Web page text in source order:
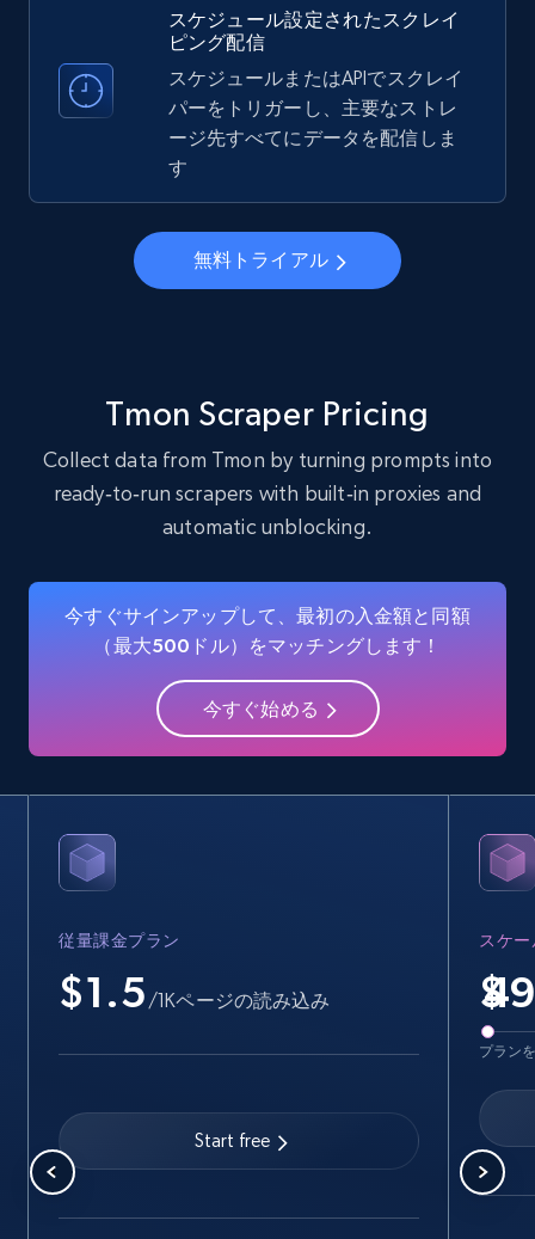
Instagram - Profiles
Account, Fbid, ID, Followers, Posts count, Is
business account, Is professional account, Is
verified, and more.
verified, and more.
22.4K+ 無料トライアル
Name, URL, ID, Cb rank, Region, About,
Industries, Operating status, and more.
無料トライアル
Crunchbase companies information -
Searching data by keyword
Industries, Operating status, and more.
15.6K+ 1.6K+ 無料トライアル
Linkedin job listings information
URL, Job posting id, Job title, Company name,
Company id, Job location, Job summary, Job
スケジュール設定されたスクレイ
ピング配信
スケジュールまたはAPIでスクレイ
パーをトリガーし、主要なストレ
ージ先すべてにデータを配信しま
す
無料トライアル
Tmon Scraper Pricing
Collect data from Tmon by turning prompts into
ready‑to‑run scrapers with built‑in proxies and
automatic unblocking.
今すぐサインアップして、最初の入金額と同額
（最大500ドル）をマッチングします！
今すぐ始める
従量課金プラン
$1.5 /1Kページの読み込み
Start free
スケー
$
プラン